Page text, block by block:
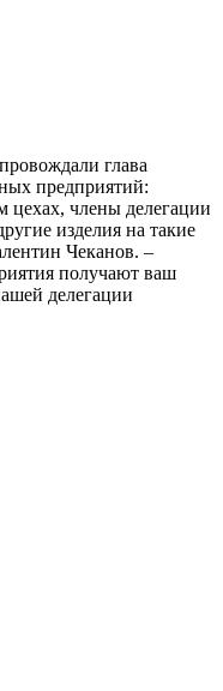
глава
предприятий:
члены делегации
изделия на такие
Чеканов. –
получают ваш
делегации